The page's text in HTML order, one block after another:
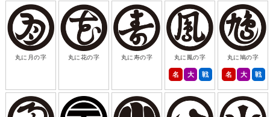
丸に月の字 丸に花の字 丸に寿の字 丸に鳳の字
名 大 戦
丸に鳩の字
名 大 戦